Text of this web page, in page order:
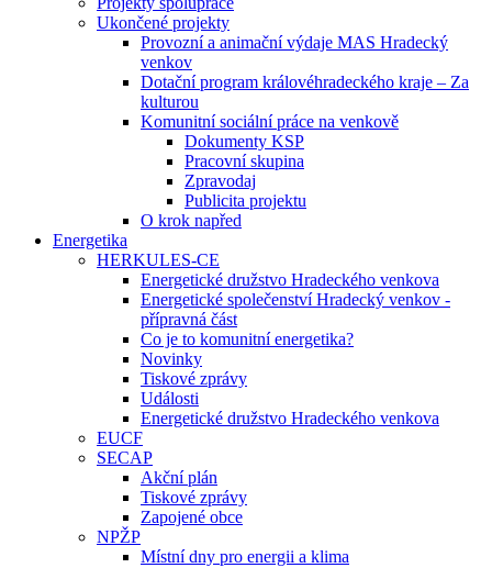
Ukončené projekty
Provozní a animační výdaje MAS Hradecký
venkov
Dotační program královéhradeckého kraje – Za
kulturou
Komunitní sociální práce na venkově
Dokumenty KSP
Pracovní skupina
Zpravodaj
Publicita projektu
O krok napřed
Energetika
HERKULES-CE
Energetické družstvo Hradeckého venkova
Energetické společenství Hradecký venkov -
přípravná část
Co je to komunitní energetika?
Novinky
Tiskové zprávy
Události
Energetické družstvo Hradeckého venkova
EUCF
SECAP
Akční plán
Tiskové zprávy
Zapojené obce
NPŽP
Místní dny pro energii a klima